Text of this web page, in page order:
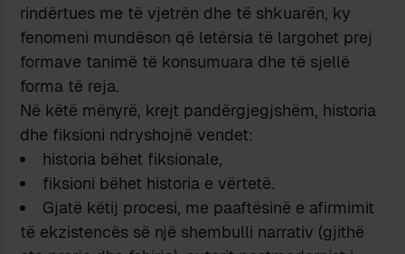
rindërtues me të vjetrën dhe të shkuarën, ky
fenomeni mundëson që letërsia të largohet prej
formave tanimë të konsumuara dhe të sjellë
forma të reja.
Në këtë mënyrë, krejt pandërgjegjshëm, historia
dhe fiksioni ndryshojnë vendet:
historia bëhet fiksionale,
fiksioni bëhet historia e vërtetë.
Gjatë këtij procesi, me paaftësinë e afirmimit
të ekzistencës së një shembulli narrativ (gjithë